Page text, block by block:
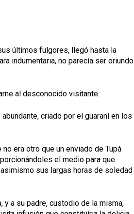
últimos fulgores, llegó hasta la
indumentaria, no parecía ser oriundo
al desconocido visitante.
criado por el guaraní en los
era otro que un enviado de Tupá
el medio para que
sus largas horas de soledad
y a su padre, custodio de la misma,